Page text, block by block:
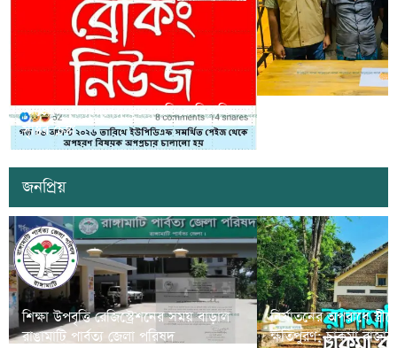
সাজেকে অপহরণের গুজব ছড়িয়ে বিভ্রান্তি
সৃষ্টির চেষ্টা
জনপ্রিয়
শিক্ষা উপবৃত্তি রেজিস্ট্রেশনের সময় বাড়াল
রাঙামাটি পার্বত্য জেলা পরিষদ
নির্যাতনের অপরাধে
ক্ষতিপুরণ; চাকমা